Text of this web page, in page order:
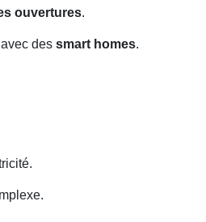
ouvertures.
des smart homes.